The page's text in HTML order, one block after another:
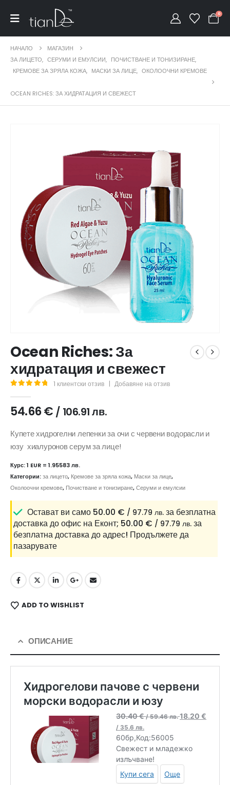
0
НАЧАЛО
МАГАЗИН
ЗА ЛИЦЕТО, СЕРУМИ И ЕМУЛСИИ, ПОЧИСТВАНЕ И ТОНИЗИРАНЕ,
КРЕМОВЕ ЗА ЗРЯЛА КОЖА, МАСКИ ЗА ЛИЦЕ, ОКОЛООЧНИ КРЕМОВЕ
OCEAN RICHES: ЗА ХИДРАТАЦИЯ И СВЕЖЕСТ
Ocean Riches: За
хидратация и свежест
1 клиентски отзив | Добавяне на отзив
54.66€ / 106.91 лв.
Купете хидрогелни лепенки за очи с червени водорасли и
юзу хиалуронов серум за лице!
Курс: 1 EUR = 1.95583 лв.
Категории:за лицето, Кремове за зряла кожа, Маски за лице,
Околоочни кремове, Почистване и тонизиране,Серуми и емулсии
Остават ви само 50.00 € / 97.79 лв. за безплатна
доставка до офис на Еконт; 50.00 € / 97.79 лв. за
безплатна доставка до адрес! Продължете да
пазарувате
ADD TO WISHLIST
ОПИСАНИЕ